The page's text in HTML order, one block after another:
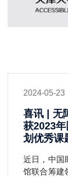
2024-05-23
喜讯 | 无
获2023
划优秀课
近日，中国
馆联合筹建